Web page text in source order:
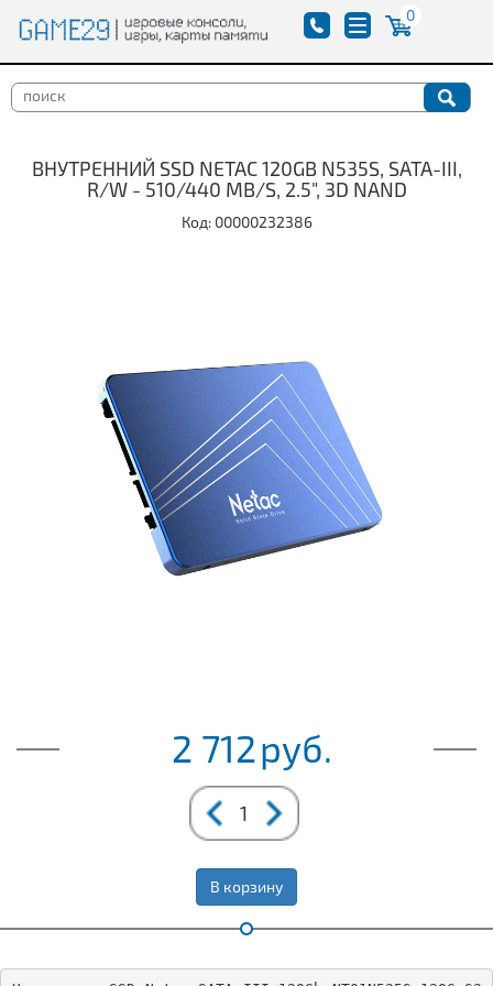
0
ВНУТРЕННИЙ SSD NETAC 120GB N535S, SATA-III,
R/W - 510/440 MB/S, 2.5", 3D NAND
Код: 00000232386
2 712руб.
В корзину